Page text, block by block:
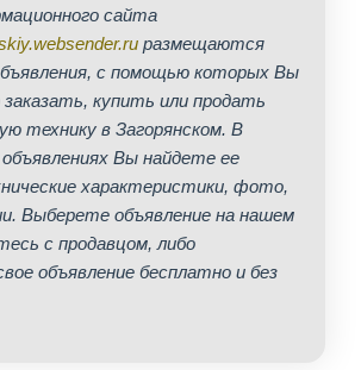
сайта
размещаются
с помощью которых Вы
купить или продать
технику в Загорянском. В
Вы найдете ее
характеристики, фото,
Выберете объявление на нашем
с продавцом, либо
объявление бесплатно и без